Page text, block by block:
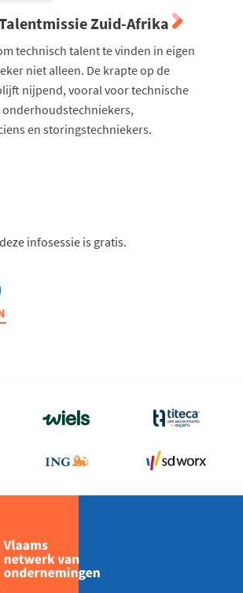
Zuid-Afrika
technisch talent te vinden in eigen
niet alleen. De krapte op de
nijpend, vooral voor technische
en storingstechniekers.
infosessie is gratis.